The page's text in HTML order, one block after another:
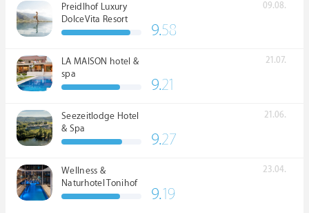
Preidlhof Luxury
DolceVita Resort
*****
09.08.
9.58
LA MAISON hotel &
spa
21.07.
9.21
Seezeitlodge Hotel
& Spa
21.06.
9.27
Wellness &
Naturhotel Tonihof
****S
23.04.
9.19